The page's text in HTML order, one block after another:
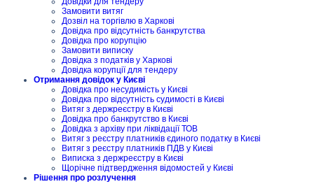
Замовити витяг
Дозвіл на торгівлю в Харкові
Довідка про відсутність банкрутства
Довідка про корупцію
Замовити виписку
Довідка з податків у Харкові
Довідка корупції для тендеру
Отримання довідок у Києві
Довідка про несудимість у Києві
Довідка про відсутність судимості в Києві
Витяг з держреєстру в Києві
Довідка про банкрутство в Києві
Довідка з архіву при ліквідації ТОВ
Витяг з реєстру платників єдиного податку в Києві
Витяг з реєстру платників ПДВ у Києві
Виписка з держреєстру в Києві
Щорічне підтвердження відомостей у Києві
Рішення про розлучення